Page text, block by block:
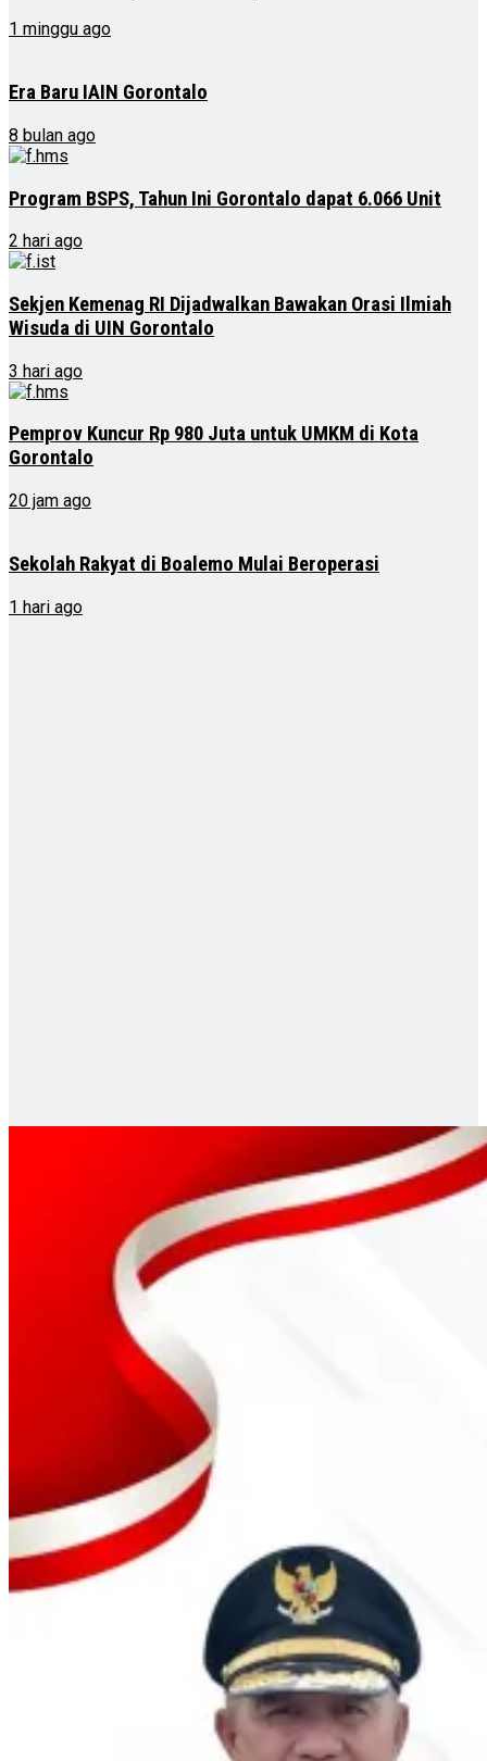
1 minggu ago
Era Baru IAIN Gorontalo
8 bulan ago
Program BSPS, Tahun Ini Gorontalo dapat 6.066 Unit
2 hari ago
Sekjen Kemenag RI Dijadwalkan Bawakan Orasi Ilmiah
Wisuda di UIN Gorontalo
3 hari ago
Pemprov Kuncur Rp 980 Juta untuk UMKM di Kota
Gorontalo
20 jam ago
Sekolah Rakyat di Boalemo Mulai Beroperasi
1 hari ago